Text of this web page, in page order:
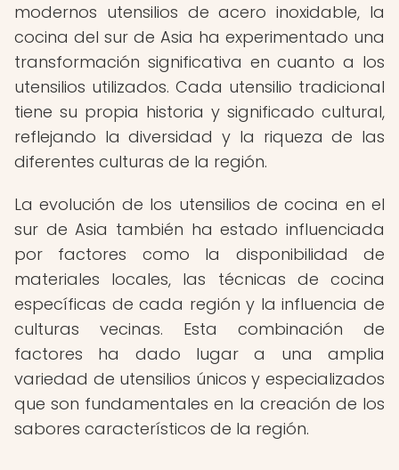
modernos utensilios de acero inoxidable, la
cocina del sur de Asia ha experimentado una
transformación significativa en cuanto a los
utensilios utilizados. Cada utensilio tradicional
tiene su propia historia y significado cultural,
reflejando la diversidad y la riqueza de las
diferentes culturas de la región.
La evolución de los utensilios de cocina en el
sur de Asia también ha estado influenciada
por factores como la disponibilidad de
materiales locales, las técnicas de cocina
específicas de cada región y la influencia de
culturas vecinas. Esta combinación de
factores ha dado lugar a una amplia
variedad de utensilios únicos y especializados
que son fundamentales en la creación de los
sabores característicos de la región.